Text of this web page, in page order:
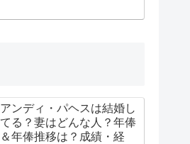
アンディ・パヘスは結婚し
てる？妻はどんな人？年俸
＆年俸推移は？成績・経